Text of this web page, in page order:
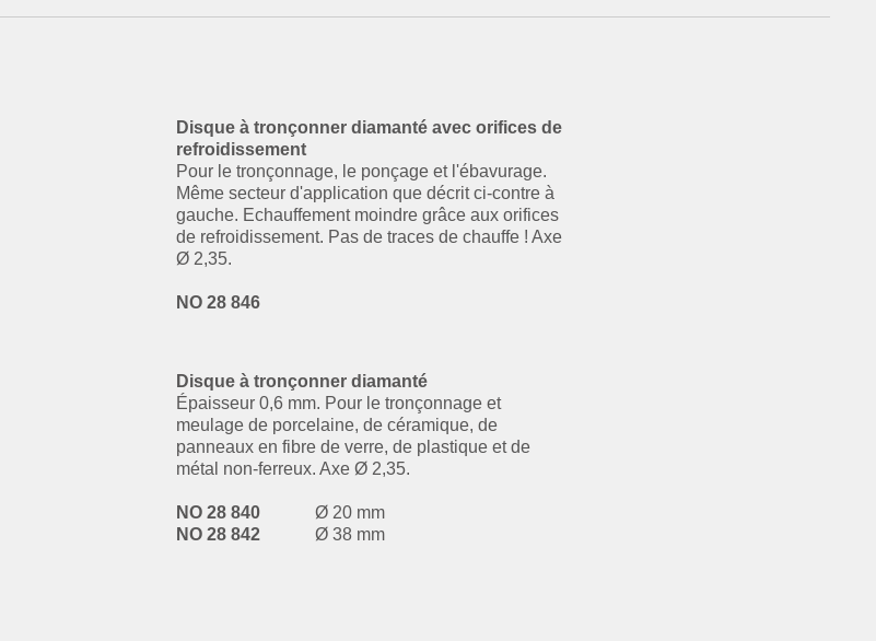
Disque à tronçonner diamanté avec orifices de
refroidissement
Pour le tronçonnage, le ponçage et l'ébavurage.
Même secteur d'application que décrit ci-contre à
gauche. Echauffement moindre grâce aux orifices
de refroidissement. Pas de traces de chauffe ! Axe
Ø 2,35.
NO 28 846
Disque à tronçonner diamanté
Épaisseur 0,6 mm. Pour le tronçonnage et
meulage de porcelaine, de céramique, de
panneaux en fibre de verre, de plastique et de
métal non-ferreux. Axe Ø 2,35.
NO 28 840
Ø 20 mm
NO 28 842
Ø 38 mm